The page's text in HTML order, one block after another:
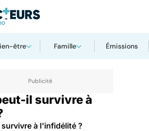
être Famille Émissions
il survivre à
à l'infidélité ?